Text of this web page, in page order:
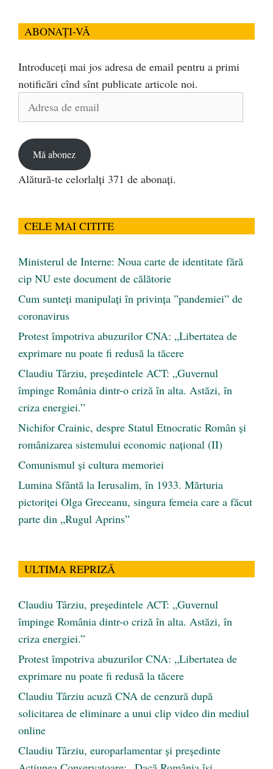
ABONAȚI-VĂ
Introduceți mai jos adresa de email pentru a primi
notificări cînd sînt publicate articole noi.
Adresa
Mă abonez
Alătură-te celorlalți 371 de abonați.
CELE MAI CITITE
Ministerul de Interne: Noua carte de identitate fără
cip NU este document de călătorie
Cum sunteți manipulați în privința ”pandemiei” de
coronavirus
Protest împotriva abuzurilor CNA: „Libertatea de
exprimare nu poate fi redusă la tăcere
Claudiu Târziu, președintele ACT: „Guvernul
împinge România dintr-o criză în alta. Astăzi, în
criza energiei.”
Nichifor Crainic, despre Statul Etnocratic Român şi
românizarea sistemului economic naţional (II)
Comunismul şi cultura memoriei
Lumina Sfântă la Ierusalim, în 1933. Mărturia
pictoriței Olga Greceanu, singura femeia care a făcut
parte din „Rugul Aprins”
ULTIMA REPRIZĂ
Claudiu Târziu, președintele ACT: „Guvernul
împinge România dintr-o criză în alta. Astăzi, în
criza energiei.”
Protest împotriva abuzurilor CNA: „Libertatea de
exprimare nu poate fi redusă la tăcere
Claudiu Târziu acuză CNA de cenzură după
solicitarea de eliminare a unui clip video din mediul
online
Claudiu Târziu, europarlamentar și președinte